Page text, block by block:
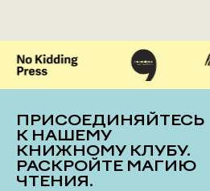
ПРИСОЕДИНЯЙТЕСЬ
К НАШЕМУ
КНИЖНОМУ КЛУБУ.
РАСКРОЙТЕ МАГИЮ
ЧТЕНИЯ.